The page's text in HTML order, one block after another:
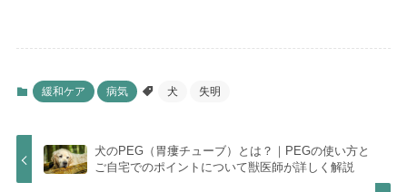
緩和ケア 病気 犬 失明
犬のPEG（胃瘻チューブ）とは？｜PEGの使い方と
ご自宅でのポイントについて獣医師が詳しく解説